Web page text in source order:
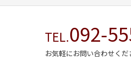
TEL.092-
お気軽にお問い合わせくだ